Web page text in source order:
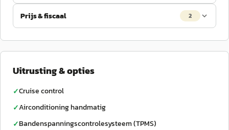
Prijs & fiscaal 2
Uitrusting & opties
✓Cruise control
✓Airconditioning handmatig
✓Bandenspanningscontrolesysteem (TPMS)